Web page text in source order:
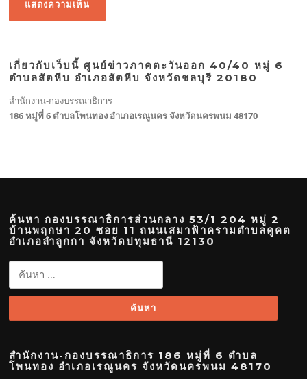
เกี่ยวกับเว็บนี้ ศูนย์ข่าวภาคตะวันออก 40/40 หมู่ 6
ตำบลสัตหีบ อำเภอสัตหีบ จังหวัดชลบุรี 20180
สำนักงาน-กองบรรณาธิการ
186 หมู่ที่ 6 ตำบลโพนทอง อำเภอเรณูนคร จังหวัดนครพนม 48170
ค้นหา กองบรรณาธิการส่วนกลาง 53/1 204 หมู่ 2
บ้านพฤกษา 20 ซอย 11 ถนนเสมาฟ้าครามตำบลคูคต
อำเภอลำลูกกา จังหวัดปทุมธานี 12130
ค้นหา
สำนักงาน-กองบรรณาธิการ 186 หมู่ที่ 6 ตำบล
โพนทอง อำเภอเรณูนคร จังหวัดนครพนม 48170